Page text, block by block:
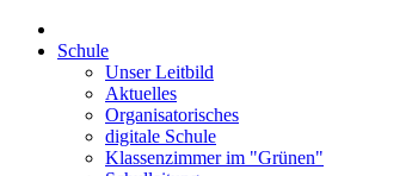
Schule
Unser Leitbild
Aktuelles
Organisatorisches
digitale Schule
Klassenzimmer im "Grünen"